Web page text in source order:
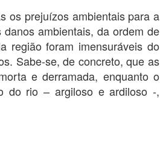
os prejuízos ambientais para a
ambientais, da ordem de
região foram imensuráveis do
Sabe-se, de concreto, que as
e derramada, enquanto o
do rio – argiloso e ardiloso -,